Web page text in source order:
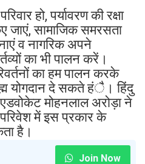
हो, पर्यावरण की रक्षा
जाएं, सामाजिक समरसता
व नागरिक अपने
का भी पालन करें।
का हम पालन करके
योगदान दे सकते हंै। हिंदु
मोहनलाल अरोड़ा ने
परिवेश में इस प्रकार के
है।
Join Now